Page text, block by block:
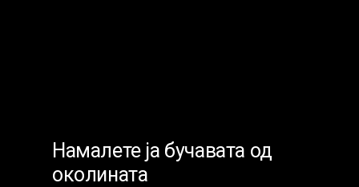
Намалете ја бучавата од
околината